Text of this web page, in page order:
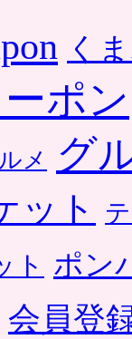
く
ポン
メ グ
ット
ト ポン
会員登